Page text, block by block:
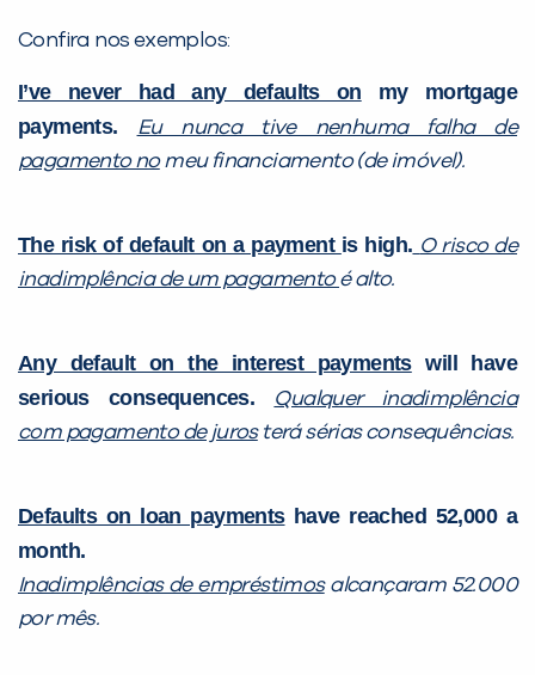
Confira nos exemplos:
I’ve never had any defaults on my mortgage
payments.
Eu nunca tive nenhuma falha de
pagamento nomeu financiamento (de imóvel).
The risk of default on a payment is high. O risco de
inadimplência de um pagamentoé alto.
Any default on the interest paymentswill have
serious consequences.
Qualquer inadimplência
com pagamento de jurosterá sérias consequências.
Defaults on loan paymentshave reached 52,000 a
month.
Inadimplências de empréstimosalcançaram 52.000
por mês.